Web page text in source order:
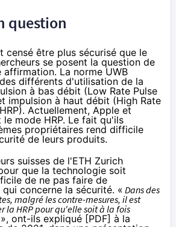
question
censé être plus sécurisé que le
se posent la question de
La norme UWB
différents d'utilisation de la
à bas débit (Low Rate Pulse
impulsion à haut débit (High Rate
Actuellement, Apple et
le mode HRP. Le fait qu'ils
propriétaires rend difficile
de leurs produits.
suisses de l'ETH Zurich
que la technologie soit
de ne pas faire de
concerne la sécurité. «Dans des
malgré les contre-mesures, il est
la HRP pour qu'elle soit à la fois
», ont-ils expliqué [PDF] à la